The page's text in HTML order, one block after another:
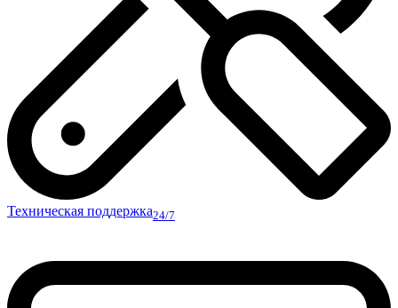
Техническая поддержка24/7